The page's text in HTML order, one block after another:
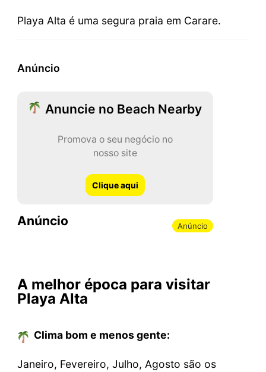
Playa Alta é uma segura praia em Carare.
Anúncio
Anuncie no Beach Nearby
Promova o seu negócio no
nosso site
Clique aqui
Anúncio Anúncio
A melhor época para visitar
Playa Alta
Clima bom e menos gente:
Janeiro, Fevereiro, Julho, Agosto são os